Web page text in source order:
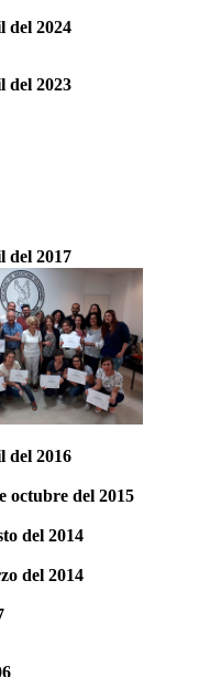
del 2024
del 2023
del 2017
del 2016
octubre del 2015
del 2014
del 2014